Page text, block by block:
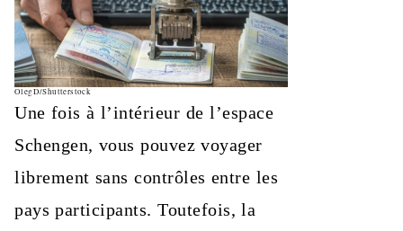
OlegD/Shutterstock
Une fois à l’intérieur de l’espace
Schengen, vous pouvez voyager
librement sans contrôles entre les
pays participants. Toutefois, la